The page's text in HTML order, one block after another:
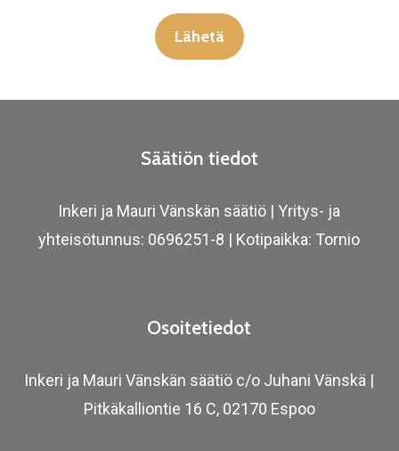
Säätiön tiedot
Inkeri ja Mauri Vänskän säätiö | Yritys- ja
yhteisötunnus: 0696251-8 | Kotipaikka: Tornio
Osoitetiedot
Inkeri ja Mauri Vänskän säätiö c/o Juhani Vänskä |
Pitkäkalliontie 16 C, 02170 Espoo